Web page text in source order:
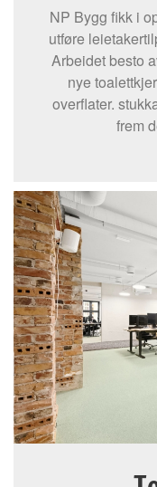
NP Bygg fikk i
utføre
Arbeidet besto
nye
overflater.
frem